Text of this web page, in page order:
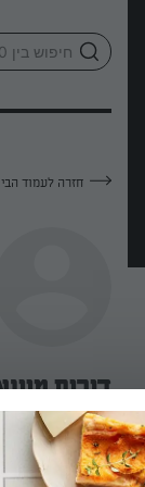
חזרה לעמוד
דורית
—